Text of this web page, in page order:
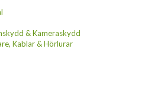
& Kameraskydd
Kablar & Hörlurar